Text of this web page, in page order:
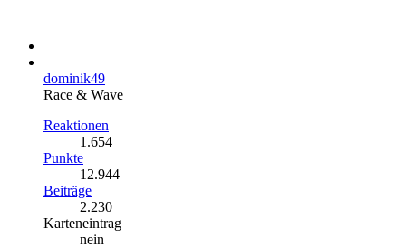
dominik49
Race & Wave
Reaktionen
1.654
Punkte
12.944
Beiträge
2.230
Karteneintrag
nein